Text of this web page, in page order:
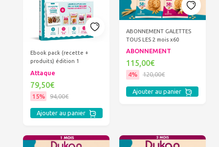
Ebook pack (recette +
produits) édition 1
Attaque
79,50€
15% 94,00€
Ajouter au panier
ABONNEMENT GALETTES
TOUS LES 2 mois x60
ABONNEMENT
115,00€
4% 120,00€
Ajouter au panier